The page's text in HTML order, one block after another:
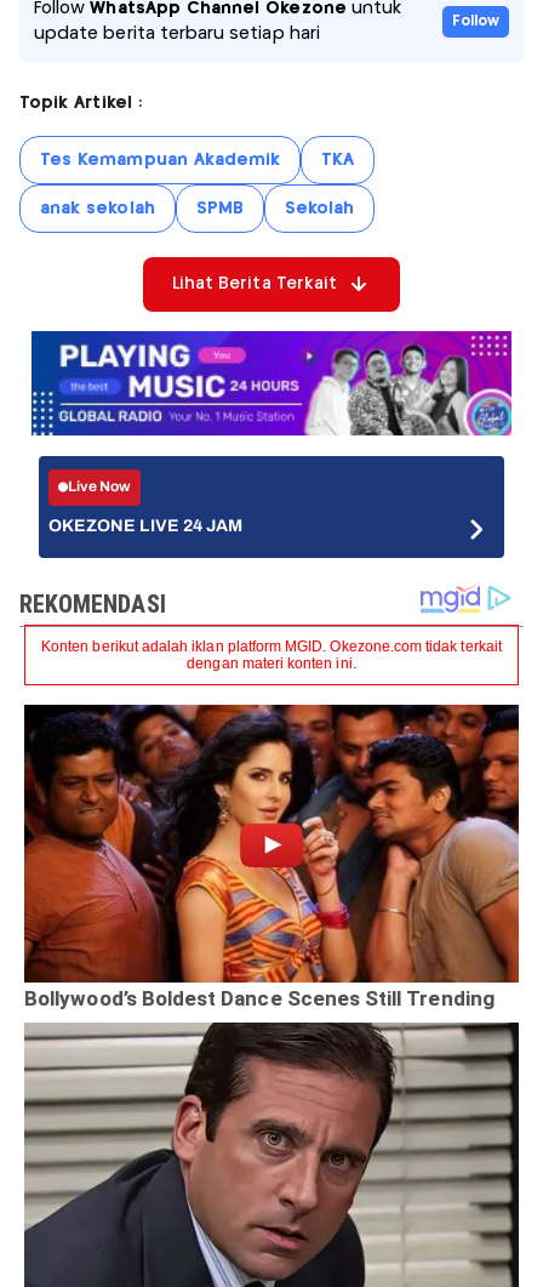
FollowWhatsApp Channel Okezone untuk
update berita terbaru setiap hari
Follow
Topik Artikel :
Tes Kemampuan Akademik TKA
anak sekolah SPMB Sekolah
Lihat Berita Terkait
Live Now
OKEZONE LIVE 24 JAM